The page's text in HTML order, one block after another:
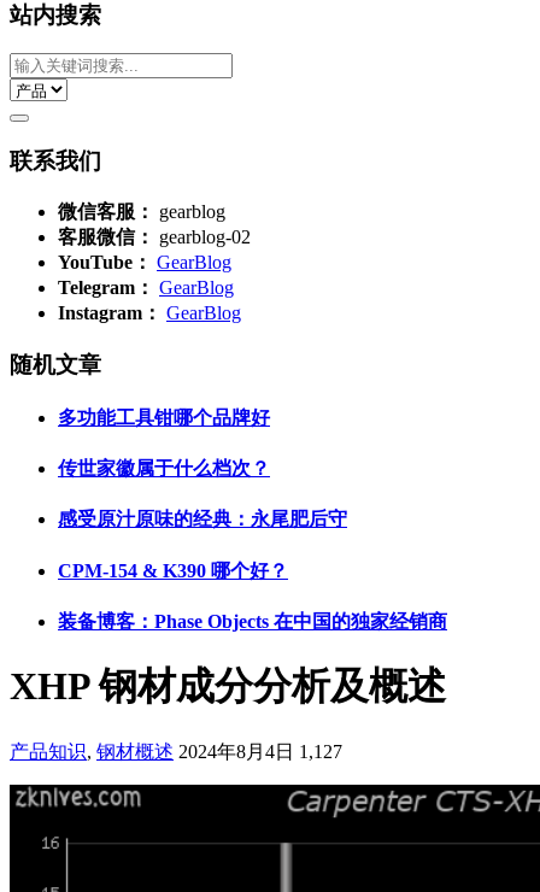
站内搜索
联系我们
微信客服：
gearblog
客服微信：
gearblog-02
YouTube： GearBlog
Telegram： GearBlog
Instagram： GearBlog
随机文章
多功能工具钳哪个品牌好
传世家徽属于什么档次？
感受原汁原味的经典：永尾肥后守
CPM-154 & K390 哪个好？
装备博客：Phase Objects 在中国的独家经销商
XHP 钢材成分分析及概述
产品知识, 钢材概述 2024年8月4日 1,127